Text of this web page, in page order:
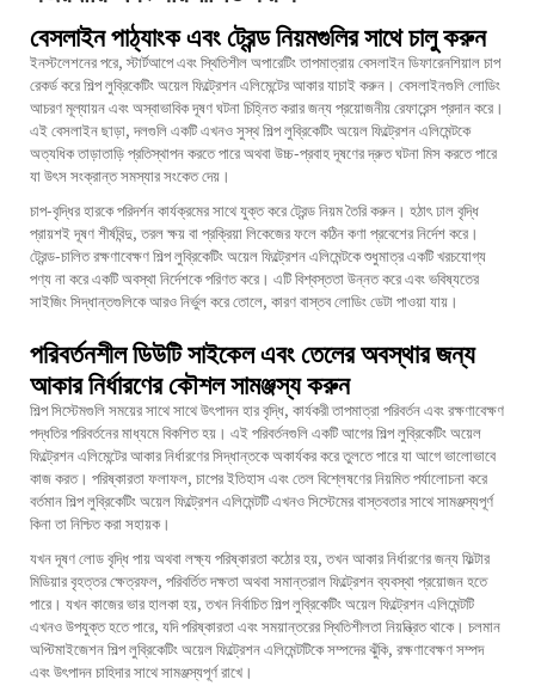
বেসলাইন পাঠ্যাংক এবং ট্রেন্ড নিয়মগুলির সাথে চালু করুন
ইনস্টলেশনের পরে, স্টার্টআপে এবং স্থিতিশীল অপারেটিং তাপমাত্রায় বেসলাইন ডিফারেনশিয়াল চাপ
রেকর্ড করে শিল্প লুব্রিকেটিং অয়েল ফিল্ট্রেশন এলিমেন্টের আকার যাচাই করুন। বেসলাইনগুলি লোডিং
আচরণ মূল্যায়ন এবং অস্বাভাবিক দূষণ ঘটনা চিহ্নিত করার জন্য প্রয়োজনীয় রেফারেন্স প্রদান করে।
এই বেসলাইন ছাড়া, দলগুলি একটি এখনও সুস্থ শিল্প লুব্রিকেটিং অয়েল ফিল্ট্রেশন এলিমেন্টকে
অত্যধিক তাড়াতাড়ি প্রতিস্থাপন করতে পারে অথবা উচ্চ-প্রবাহ দূষণের দ্রুত ঘটনা মিস করতে পারে
যা উৎস সংক্রান্ত সমস্যার সংকেত দেয়।
চাপ-বৃদ্ধির হারকে পরিদর্শন কার্যক্রমের সাথে যুক্ত করে ট্রেন্ড নিয়ম তৈরি করুন। হঠাৎ ঢাল বৃদ্ধি
প্রায়শই দূষণ শীর্ষবিন্দু, তরল ক্ষয় বা প্রক্রিয়া লিকেজের ফলে কঠিন কণা প্রবেশের নির্দেশ করে।
ট্রেন্ড-চালিত রক্ষণাবেক্ষণ শিল্প লুব্রিকেটিং অয়েল ফিল্ট্রেশন এলিমেন্টকে শুধুমাত্র একটি খরচযোগ্য
পণ্য না করে একটি অবস্থা নির্দেশকে পরিণত করে। এটি বিশ্বস্ততা উন্নত করে এবং ভবিষ্যতের
সাইজিং সিদ্ধান্তগুলিকে আরও নির্ভুল করে তোলে, কারণ বাস্তব লোডিং ডেটা পাওয়া যায়।
পরিবর্তনশীল ডিউটি সাইকেল এবং তেলের অবস্থার জন্য
আকার নির্ধারণের কৌশল সামঞ্জস্য করুন
শিল্প সিস্টেমগুলি সময়ের সাথে সাথে উৎপাদন হার বৃদ্ধি, কার্যকরী তাপমাত্রা পরিবর্তন এবং রক্ষণাবেক্ষণ
পদ্ধতির পরিবর্তনের মাধ্যমে বিকশিত হয়। এই পরিবর্তনগুলি একটি আগের শিল্প লুব্রিকেটিং অয়েল
ফিল্ট্রেশন এলিমেন্টের আকার নির্ধারণের সিদ্ধান্তকে অকার্যকর করে তুলতে পারে যা আগে ভালোভাবে
কাজ করত। পরিষ্কারতা ফলাফল, চাপের ইতিহাস এবং তেল বিশ্লেষণের নিয়মিত পর্যালোচনা করে
বর্তমান শিল্প লুব্রিকেটিং অয়েল ফিল্ট্রেশন এলিমেন্টটি এখনও সিস্টেমের বাস্তবতার সাথে সামঞ্জস্যপূর্ণ
কিনা তা নিশ্চিত করা সহায়ক।
যখন দূষণ লোড বৃদ্ধি পায় অথবা লক্ষ্য পরিষ্কারতা কঠোর হয়, তখন আকার নির্ধারণের জন্য ফিল্টার
মিডিয়ার বৃহত্তর ক্ষেত্রফল, পরিবর্তিত দক্ষতা অথবা সমান্তরাল ফিল্ট্রেশন ব্যবস্থা প্রয়োজন হতে
পারে। যখন কাজের ভার হালকা হয়, তখন নির্বাচিত শিল্প লুব্রিকেটিং অয়েল ফিল্ট্রেশন এলিমেন্টটি
এখনও উপযুক্ত হতে পারে, যদি পরিষ্কারতা এবং সময়ান্তরের স্থিতিশীলতা নিয়ন্ত্রিত থাকে। চলমান
অপ্টিমাইজেশন শিল্প লুব্রিকেটিং অয়েল ফিল্ট্রেশন এলিমেন্টটিকে সম্পদের ঝুঁকি, রক্ষণাবেক্ষণ সম্পদ
এবং উৎপাদন চাহিদার সাথে সামঞ্জস্যপূর্ণ রাখে।